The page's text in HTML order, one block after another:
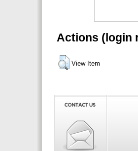
Actions (login
View Item